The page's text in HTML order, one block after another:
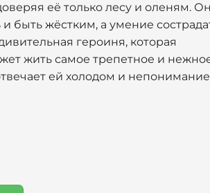
её только лесу и оленям.
быть жёстким, а умение
героиня, которая
жить самое трепетное и
ей холодом и